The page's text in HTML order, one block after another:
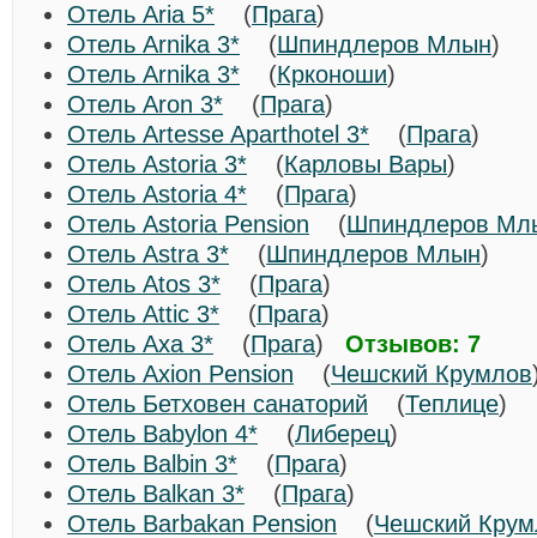
Отель Aria 5* (Прага)
Отель Arnika 3* (Шпиндлеров Млын)
Отель Arnika 3* (Крконоши)
Отель Aron 3* (Прага)
Отель Artesse Aparthotel 3* (Прага)
Отель Astoria 3* (Карловы Вары)
Отель Astoria 4* (Прага)
Отель Astoria Pension (Шпиндлеров
Отель Astra 3* (Шпиндлеров Млын)
Отель Atos 3* (Прага)
Отель Attic 3* (Прага)
Отель Axa 3* (Прага) Отзывов: 7
Отель Axion Pension (Чешский Крумлов
Отель Бетховен санаторий (Теплице)
Отель Babylon 4* (Либерец)
Отель Balbin 3* (Прага)
Отель Balkan 3* (Прага)
Отель Barbakan Pension (Чешский